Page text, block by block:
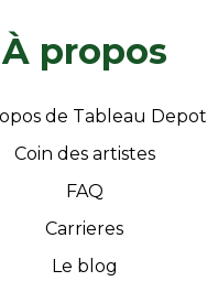
À propos
de Tableau Depot
Coin des artistes
FAQ
Carrieres
Le blog